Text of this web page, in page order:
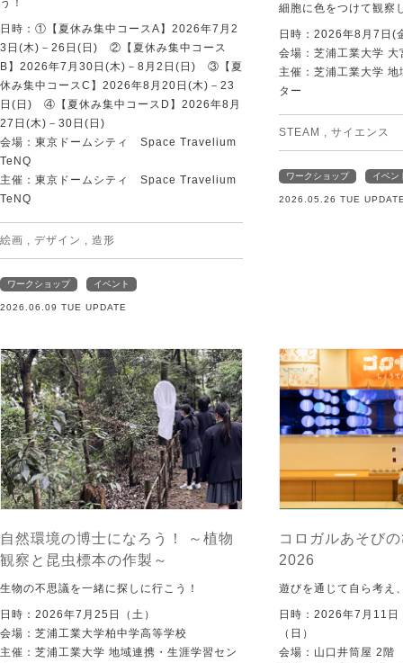
う！
日時：①【夏休み集中コースA】2026年7月2
3日(木)－26日(日) ②【夏休み集中コース
B】2026年7月30日(木)－8月2日(日) ③【夏
休み集中コースC】2026年8月20日(木)－23
日(日) ④【夏休み集中コースD】2026年8月
27日(木)－30日(日)
会場：東京ドームシティ Space Travelium
TeNQ
主催：東京ドームシティ Space Travelium
TeNQ
絵画 , デザイン , 造形
ワークショップ イベント
2026.06.09 TUE UPDATE
細胞に色をつけて観察
日時：2026年8月7日(
会場：芝浦工業大学 大
主催：芝浦工業大学
ター
STEAM , サイエンス
ワークショップ イベン
2026.05.26 TUE
自然環境の博士になろう！ ～植物
観察と昆虫標本の作製～
生物の不思議を一緒に探しに行こう！
日時：2026年7月25日（土）
会場：芝浦工業大学柏中学高等学校
主催：芝浦工業大学 地域連携・生涯学習セン
コロガルあそび
2026
遊びを通じて自ら考え
日時：2026年7月11
（日）
会場：山口井筒屋 2階